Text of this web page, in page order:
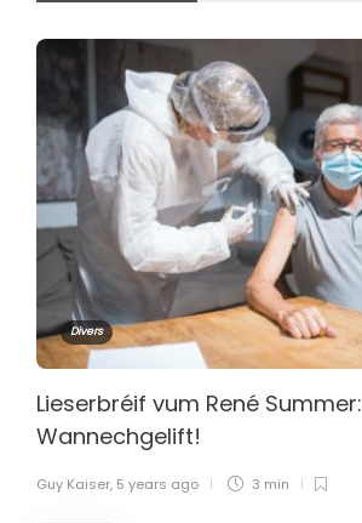
Divers
Lieserbréif vum René Summer:
Wannechgelift!
Guy Kaiser, 5 years ago 3 min